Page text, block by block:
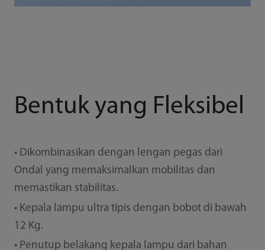
Bentuk yang Fleksibel
• Dikombinasikan dengan lengan pegas dari
Ondal yang memaksimalkan mobilitas dan
memastikan stabilitas.
• Kepala lampu ultra tipis dengan bobot di bawah
12 Kg.
• Penutup belakang kepala lampu dari bahan